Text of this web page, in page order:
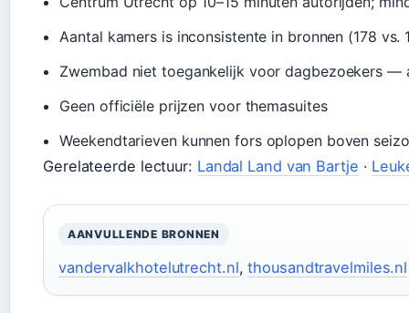
Aantal kamers is inconsistente in bronnen (178 vs.
Zwembad niet toegankelijk voor dagbezoekers —
Geen officiële prijzen voor themasuites
Weekendtarieven kunnen fors oplopen boven
Gerelateerde lectuur: Landal Land van Bartje ·
AANVULLENDE BRONNEN
vandervalkhotelutrecht.nl,thousandtravelmiles.nl